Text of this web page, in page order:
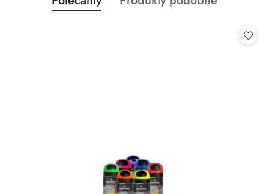
Pomiń karuzelę produktów
o